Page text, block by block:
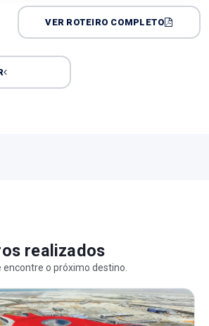
VER ROTEIRO COMPLETO
realizados
encontre o próximo destino.